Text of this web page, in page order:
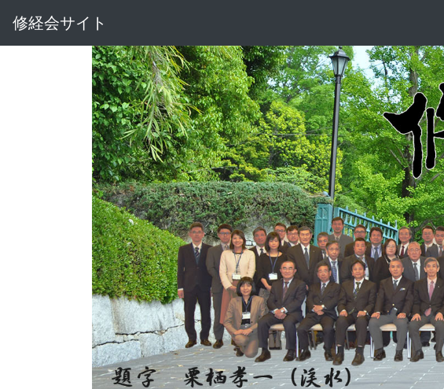
修経会サイト